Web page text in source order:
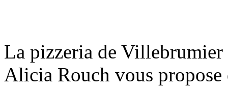
La pizzeria de
Alicia Rouch vous propose